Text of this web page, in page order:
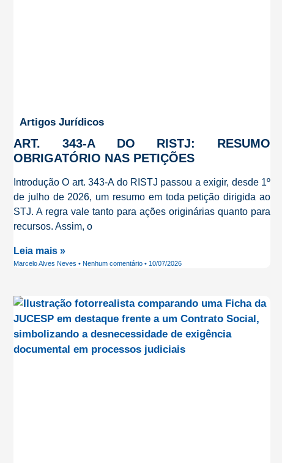
Artigos Jurídicos
ART. 343-A DO RISTJ: RESUMO
OBRIGATÓRIO NAS PETIÇÕES
Introdução O art. 343-A do RISTJ passou a exigir, desde 1º
de julho de 2026, um resumo em toda petição dirigida ao
STJ. A regra vale tanto para ações originárias quanto para
recursos. Assim, o
Leia mais »
Marcelo Alves Neves Nenhum comentário 10/07/2026